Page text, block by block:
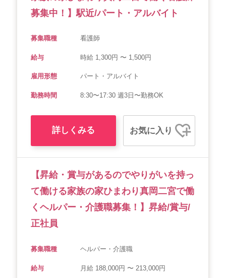
募集中！】駅近/パート・アルバイト
募集職種 看護師
給与 時給 1,300円 〜 1,500円
雇用形態 パート・アルバイト
勤務時間 8:30〜17:30 週3日〜勤務OK
詳しくみる お気に入り
【昇給・賞与があるのでやりがいを持っ
て働ける家族の家ひまわり真岡二宮で働
くヘルパー・介護職募集！】昇給/賞与/
正社員
募集職種 ヘルパー・介護職
給与 月給 188,000円 〜 213,000円